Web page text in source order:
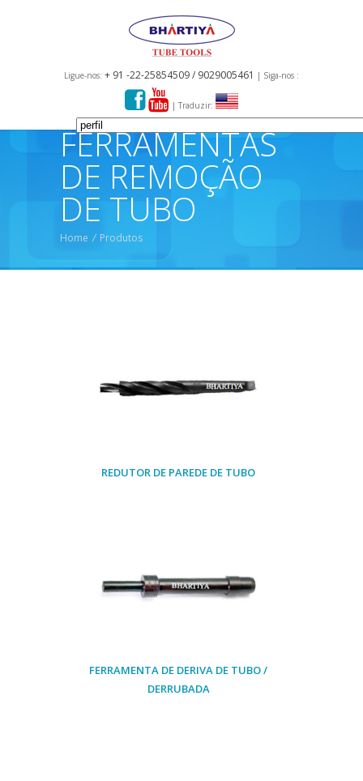
Ligue-nos: + 91 -22-25854509 / 9029005461 | Siga-nos :
| Traduzir:
FERRAMENTAS
DE REMOÇÃO
DE TUBO
Home / Produtos
REDUTOR DE PAREDE DE TUBO
FERRAMENTA DE DERIVA DE TUBO /
DERRUBADA